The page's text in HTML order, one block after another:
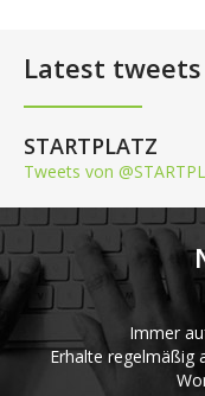
Latest tweets
STARTPLATZ
Tweets von
Immer
Erhalte regelmäßig